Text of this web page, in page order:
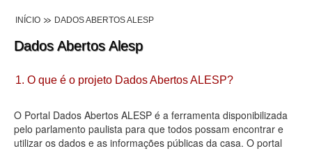
Lei de Acesso à Informação
Dados Governamentais Abertos
Planejamento
Catálogo de dados
INÍCIO DADOS ABERTOS ALESP
Dados Abertos Alesp
1. O que é o projeto Dados Abertos ALESP?
O Portal Dados Abertos ALESP é a ferramenta disponibilizada
pelo parlamento paulista para que todos possam encontrar e
utilizar os dados e as informações públicas da casa. O portal